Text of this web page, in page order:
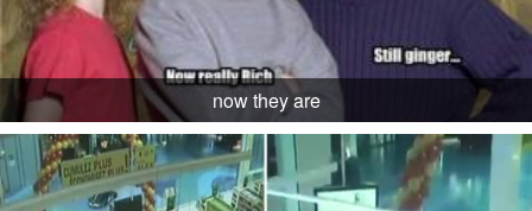
now they are